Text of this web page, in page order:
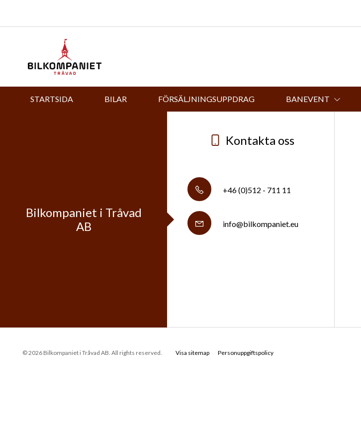
STARTSIDA BILAR FÖRSÄLJNINGSUPPDRAG BANEVENT
Bilkompaniet i Tråvad
AB
Kontakta oss
+46 (0)512 - 711 11
info@bilkompaniet.eu
© 2026 Bilkompaniet i Tråvad AB. All rights reserved. Visa sitemap Personuppgiftspolicy